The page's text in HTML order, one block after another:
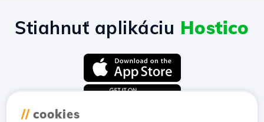
// cookies
Stiahnuť aplikáciu Hostico